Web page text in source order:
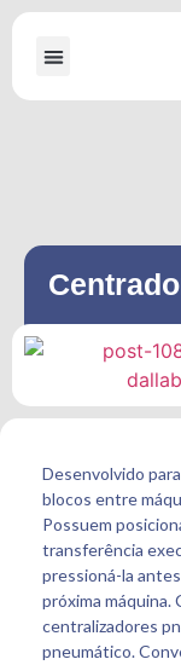
Desenvolvido
blocos entre
Possuem
transferência
pressioná-la
próxima máquina.
centralizadores
pneumático.